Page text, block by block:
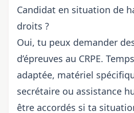
Candidat en situation de
droits ?
Oui, tu peux demander
d’épreuves au CRPE.
adaptée, matériel
secrétaire ou assistance
être accordés si ta